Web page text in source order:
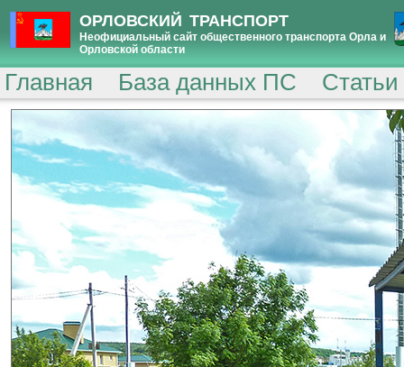
ОРЛОВСКИЙ ТРАНСПОРТ
Неофициальный сайт общественного транспорта Орла и
Орловской области
Главная База данных ПС